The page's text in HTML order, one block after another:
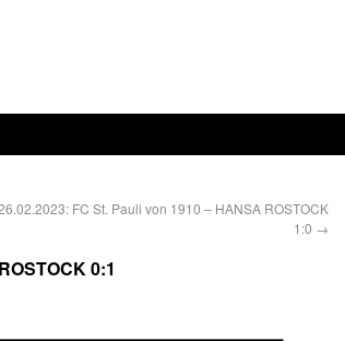
FC St. Pauli von 1910 – HANSA ROSTOCK
1:0 →
0:1